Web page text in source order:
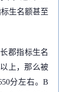
生名额甚至
郡指标生名
上，那么被
分左右。B